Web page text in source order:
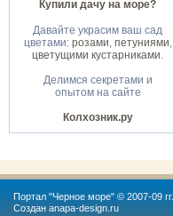
Купили дачу на море?
Давайте украсим ваш сад
цветами: розами, петуниями,
цветущими кустарниками.
Делимся секретами и
опытом на сайте
Колхозник.ру
Портал "Черное море" © 2007-09 гг.
Создан anapa-design.ru